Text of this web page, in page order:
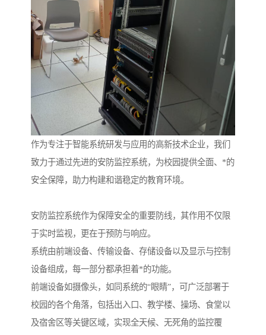
作为专注于智能系统研发与应用的高新技术企业，我们
致力于通过先进的安防监控系统，为校园提供全面、*的
安全保障，助力构建和谐稳定的教育环境。
安防监控系统作为保障安全的重要防线，其作用不仅限
于实时监视，更在于预防与响应。
系统由前端设备、传输设备、存储设备以及显示与控制
设备组成，每一部分都承担着*的功能。
前端设备如摄像头，如同系统的“眼睛”，可广泛部署于
校园的各个角落，包括出入口、教学楼、操场、食堂以
及宿舍区等关键区域，实现全天候、无死角的监控覆